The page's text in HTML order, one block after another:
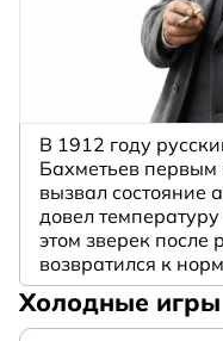
В 1912 году
Бахметьев первым
вызвал состояние
довел
этом зверек
возвратился к
Холодные игры